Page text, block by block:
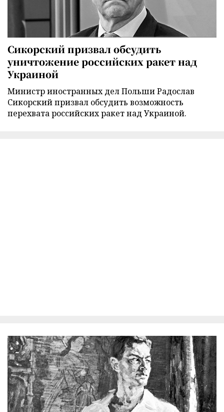
Сикорский призвал обсудить
уничтожение российских ракет над
Украиной
Министр иностранных дел Польши Радослав
Сикорский призвал обсудить возможность
перехвата российских ракет над Украиной.